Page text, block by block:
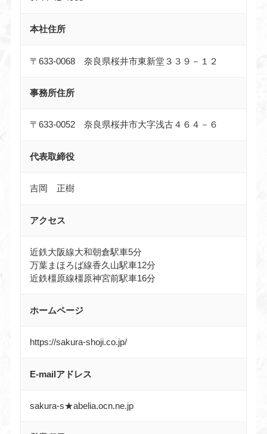
本社住所
〒633-0068 奈良県桜井市東新堂３３９－１２
事務所住所
〒633-0052 奈良県桜井市大字浅古４６４－６
代表取締役
吉岡 正樹
アクセス
近鉄大阪線大和朝倉駅車5分
万葉まほろば線香久山駅車12分
近鉄橿原線橿原神宮前駅車16分
ホームページ
https://sakura-shoji.co.jp/
E-mailアドレス
sakura-s★abelia.ocn.ne.jp